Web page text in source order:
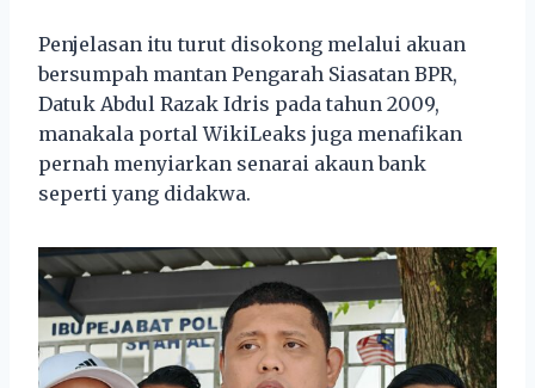
Penjelasan itu turut disokong melalui akuan
bersumpah mantan Pengarah Siasatan BPR,
Datuk Abdul Razak Idris pada tahun 2009,
manakala portal WikiLeaks juga menafikan
pernah menyiarkan senarai akaun bank
seperti yang didakwa.